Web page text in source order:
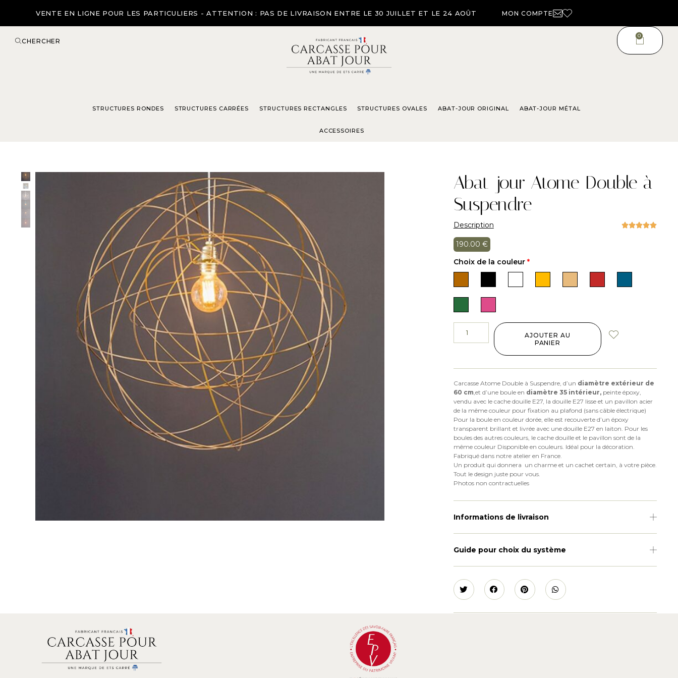
VENTE EN LIGNE POUR LES PARTICULIERS - ATTENTION : PAS DE LIVRAISON ENTRE LE 30 JUILLET ET LE 24 AOÛT MON COMPTE
CHERCHER
STRUCTURES RONDES STRUCTURES CARRÉES STRUCTURES RECTANGLES STRUCTURES OVALES ABAT-JOUR ORIGINAL ABAT-JOUR MÉTAL
ACCESSOIRES
0
Abat-jour Atome Double à
Suspendre
Description 
190.00 €
Choix de la couleur *
AJOUTER AU
PANIER
Carcasse Atome Double à Suspendre, d’un diamètre extérieur de
60 cm,et d’une boule en diamètre 35 intérieur,peinte époxy,
vendu avec le cache douille E27, la douille E27 lisse et un pavillon acier
de la même couleur pour fixation au plafond (sans câble électrique)
Pour la boule en couleur dorée, elle est recouverte d’un époxy
transparent brillant et livrée avec une douille E27 en laiton. Pour les
boules des autres couleurs, le cache douille et le pavillon sont de la
même couleur Disponible en couleurs. Idéal pour la décoration.
Fabriqué dans notre atelier en France.
Un produit qui donnera un charme et un cachet certain, à votre pièce.
Tout le design juste pour vous.
Photos non contractuelles
Informations de livraison
Guide pour choix du système